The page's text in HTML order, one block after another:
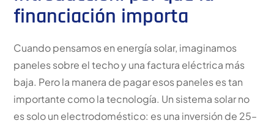
financiación importa
Cuando pensamos en energía solar, imaginamos
paneles sobre el techo y una factura eléctrica más
baja. Pero la manera de pagar esos paneles es tan
importante como la tecnología. Un sistema solar no
es solo un electrodoméstico: es una inversión de 25–